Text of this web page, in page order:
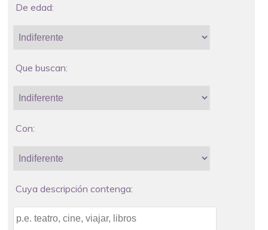
De edad:
Que buscan:
Con:
Cuya descripción contenga: